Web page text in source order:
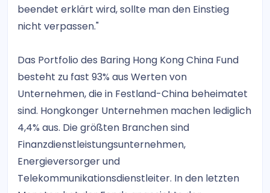
beendet erklärt wird, sollte man den Einstieg
nicht verpassen."
Das Portfolio des Baring Hong Kong China Fund
besteht zu fast 93% aus Werten von
Unternehmen, die in Festland-China beheimatet
sind. Hongkonger Unternehmen machen lediglich
4,4% aus. Die größten Branchen sind
Finanzdienstleistungsunternehmen,
Energieversorger und
Telekommunikationsdienstleiter. In den letzten